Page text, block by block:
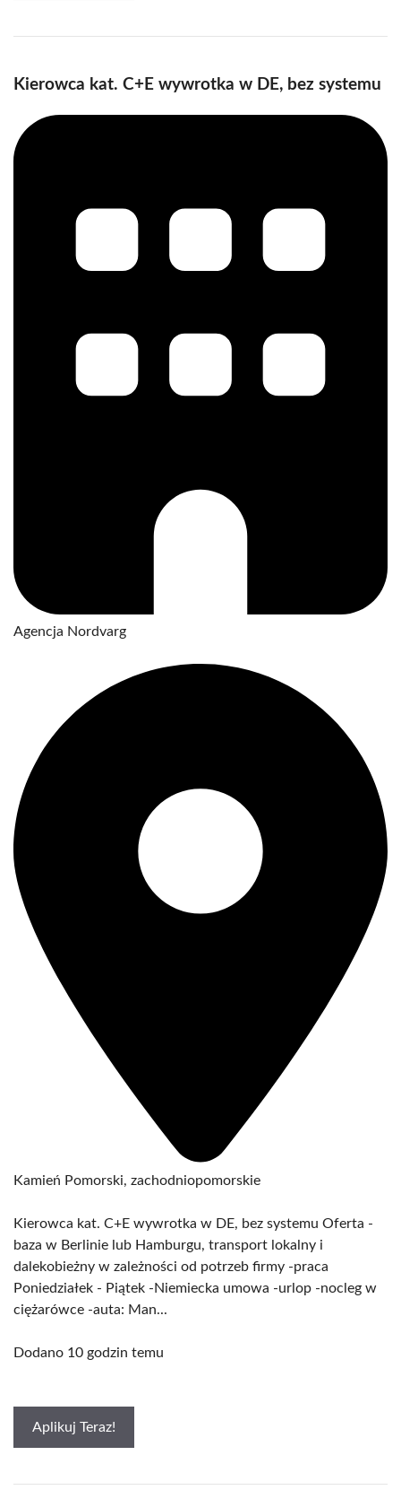
Kierowca kat. C+E wywrotka w DE, bez systemu
Agencja Nordvarg
Kamień Pomorski, zachodniopomorskie
Kierowca kat. C+E wywrotka w DE, bez systemu Oferta -
baza w Berlinie lub Hamburgu, transport lokalny i
dalekobieżny w zależności od potrzeb firmy -praca
Poniedziałek - Piątek -Niemiecka umowa -urlop -nocleg w
ciężarówce -auta: Man...
Dodano 10 godzin temu
Aplikuj Teraz!